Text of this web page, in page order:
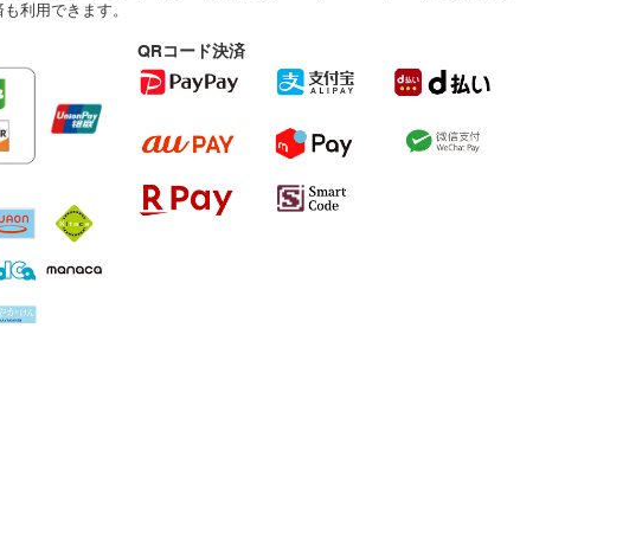
利用できます。
QRコード決済